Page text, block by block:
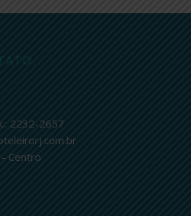
2232-2657
Centro